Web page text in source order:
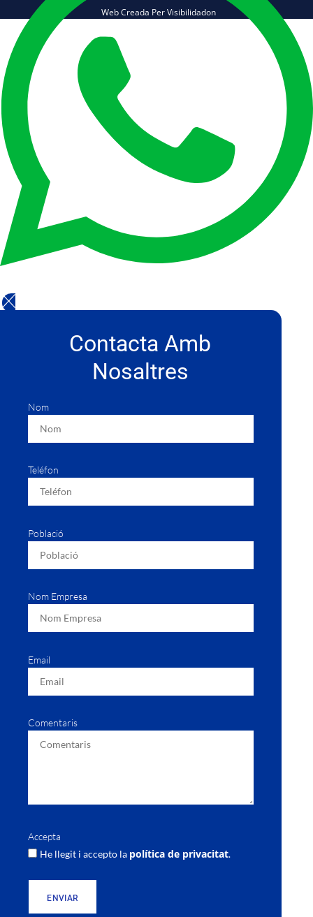
Web Creada Per Visibilidadon
Contacta Amb
Nosaltres
Nom
Teléfon
Població
Nom Empresa
Email
Comentaris
Accepta
He llegit i accepto la política de privacitat.
ENVIAR